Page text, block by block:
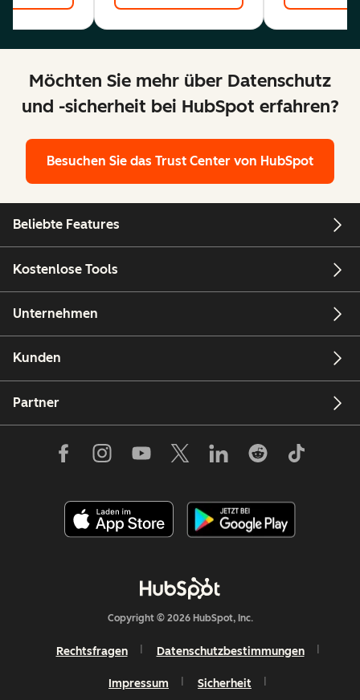
Möchten Sie mehr über Datenschutz
und -sicherheit bei HubSpot erfahren?
Besuchen Sie das Trust Center von HubSpot
Beliebte Features
Kostenlose Tools
Unternehmen
Kunden
Partner
Copyright © 2026 HubSpot, Inc.
Rechtsfragen Datenschutzbestimmungen
Impressum Sicherheit